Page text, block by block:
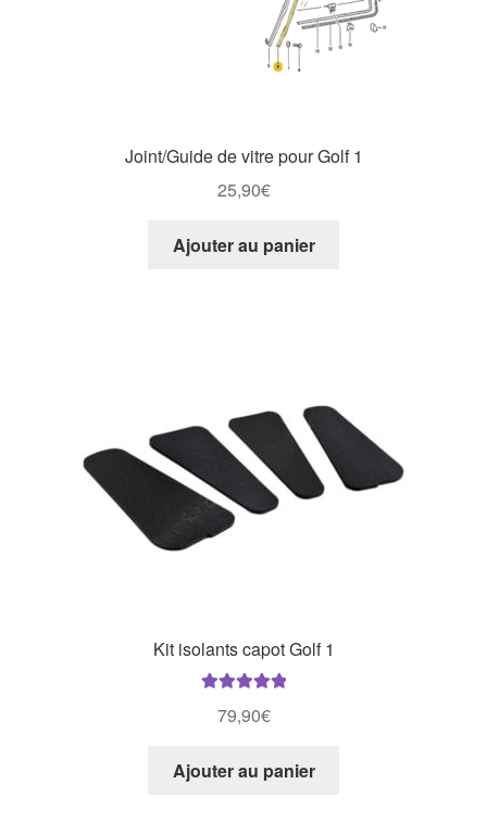
Joint/Guide de vitre pour Golf 1
25,90€
Ajouter au panier
Kit isolants capot Golf 1
5
79,90€
Ajouter au panier